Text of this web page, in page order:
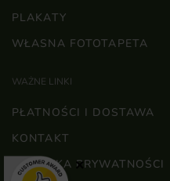
PLAKATY
WŁASNA FOTOTAPETA
WAŻNE LINKI
PŁATNOŚCI I DOSTAWA
KONTAKT
POLITYKA PRYWATNOŚCI
×